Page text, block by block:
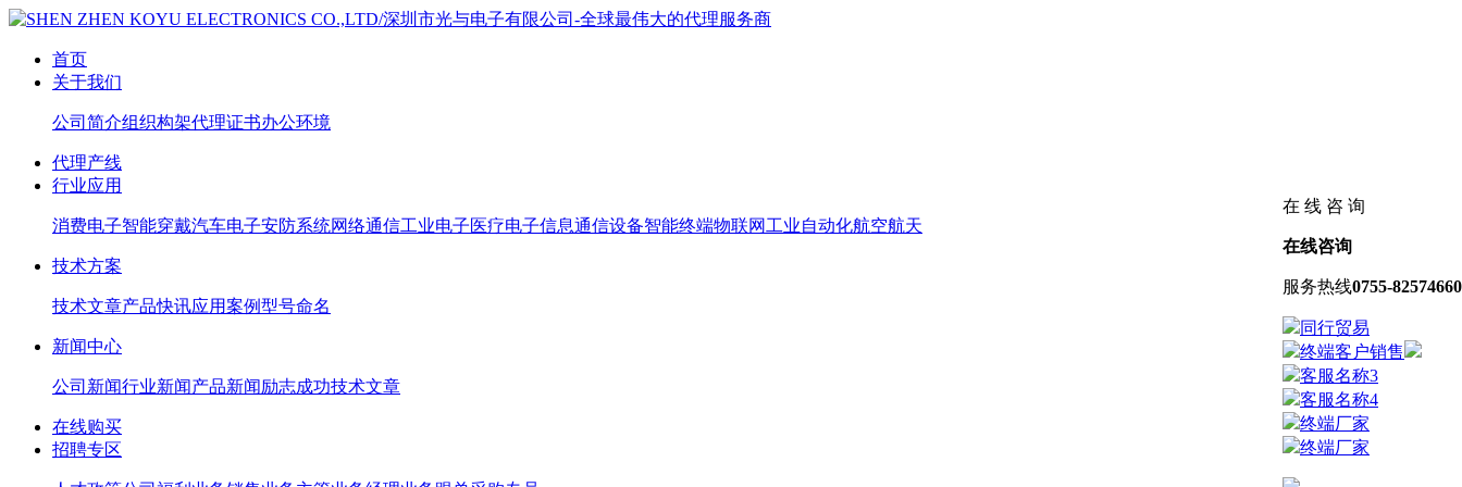
首页
关于我们
公司简介组织构架代理证书办公环境
代理产线
行业应用
消费电子智能穿戴汽车电子安防系统网络通信工业电子医疗电子信息通信设备智能终端物联网 工业自动化航空航天
技术方案
技术文章产品快讯应用案例型号命名
新闻中心
公司新闻行业新闻产品新闻励志成功技术文章
在线购买
招聘专区
在 线 咨 询
在线咨询
服务热线0755-82574660
同行贸易
终端客户销售
客服名称3
客服名称4
终端厂家
终端厂家